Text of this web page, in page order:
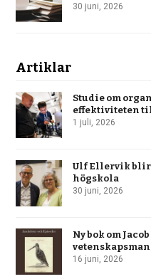
30 juni, 2026
Artiklar
Studie om
effektiviteten
1 juli, 2026
Ulf Ellervik blir
högskola
30 juni, 2026
Ny bok om
16 juni, 2026